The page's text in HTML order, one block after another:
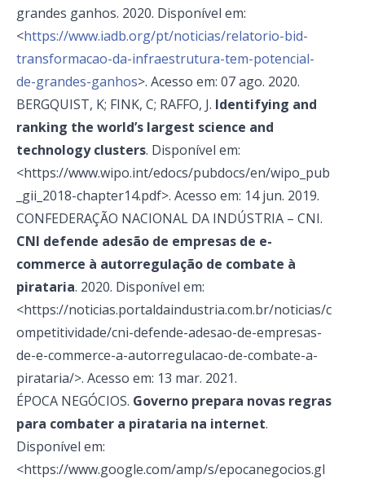
grandes ganhos. 2020. Disponível em:
<https://www.iadb.org/pt/noticias/relatorio-bid-
transformacao-da-infraestrutura-tem-potencial-
de-grandes-ganhos>. Acesso em: 07 ago. 2020.
BERGQUIST, K; FINK, C; RAFFO, J. Identifying and
ranking the world’s largest science and
technology clusters. Disponível em:
<https://www.wipo.int/edocs/pubdocs/en/wipo_pub
_gii_2018-chapter14.pdf>. Acesso em: 14 jun. 2019.
CONFEDERAÇÃO NACIONAL DA INDÚSTRIA – CNI.
CNI defende adesão de empresas de e-
commerce à autorregulação de combate à
pirataria. 2020. Disponível em:
<https://noticias.portaldaindustria.com.br/noticias/c
ompetitividade/cni-defende-adesao-de-empresas-
de-e-commerce-a-autorregulacao-de-combate-a-
pirataria/>. Acesso em: 13 mar. 2021.
ÉPOCA NEGÓCIOS. Governo prepara novas regras
para combater a pirataria na internet.
Disponível em:
<https://www.google.com/amp/s/epocanegocios.gl